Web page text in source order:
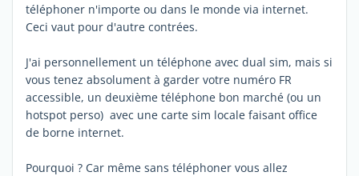
téléphoner n'importe ou dans le monde via internet.
Ceci vaut pour d'autre contrées.
J'ai personnellement un téléphone avec dual sim, mais si
vous tenez absolument à garder votre numéro FR
accessible, un deuxième téléphone bon marché (ou un
hotspot perso) avec une carte sim locale faisant office
de borne internet.
Pourquoi ? Car même sans téléphoner vous allez